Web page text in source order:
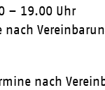
– 19.00 Uhr
nach
nach